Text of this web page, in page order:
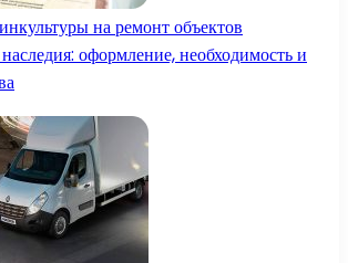
на ремонт объектов
оформление, необходимость и